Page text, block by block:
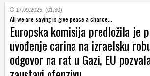
17.09.2025. (01:30)
All we are saying is give peace a chance...
Europska komisija predložila je
uvođenje carina na izraelsku
odgovor na rat u Gazi, EU